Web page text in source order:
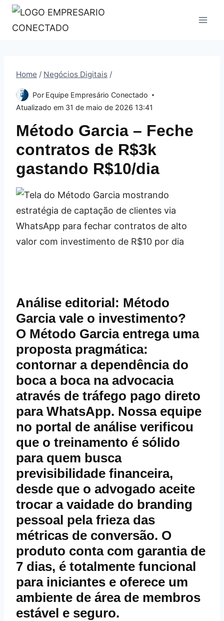
Pular
para
Home / Negócios Digitais /
Por Equipe Empresário Conectado
Atualizado em 31 de maio de 2026 13:41
Método Garcia – Feche
contratos de R$3k
gastando R$10/dia
Análise editorial: Método
Garcia vale o investimento?
O Método Garciaentrega uma
proposta pragmática:
contornar a dependência do
boca a boca na advocacia
através de tráfego pago direto
para WhatsApp. Nossa equipe
no portal de análise verificou
que o treinamento é sólido
para quem busca
previsibilidade financeira,
desde que o advogado aceite
trocar a vaidade do branding
pessoal pela frieza das
métricas de conversão. O
produto conta com garantiade
7 dias, é totalmente funcional
para iniciantes e oferece um
ambiente de área de membros
estável e seguro.